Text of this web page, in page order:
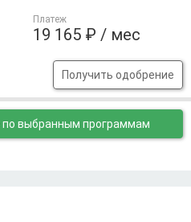
Платеж
19 165 ₽ / мес
Получить одобрение
по выбранным программам